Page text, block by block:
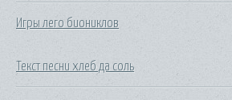
Игры лего биониклов
Текст песни хлеб да соль